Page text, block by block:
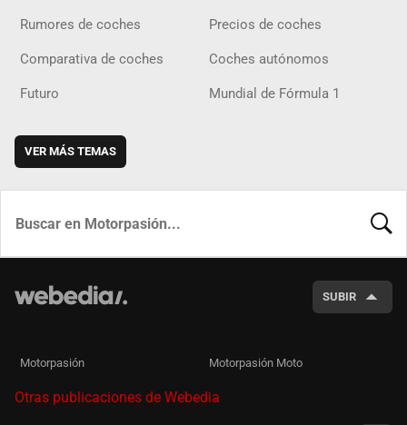
Rumores de coches Precios de coches
Comparativa de coches Coches autónomos
Futuro Mundial de Fórmula 1
VER MÁS TEMAS
SUBIR
Motorpasión Motorpasión Moto
Otras publicaciones de Webedia